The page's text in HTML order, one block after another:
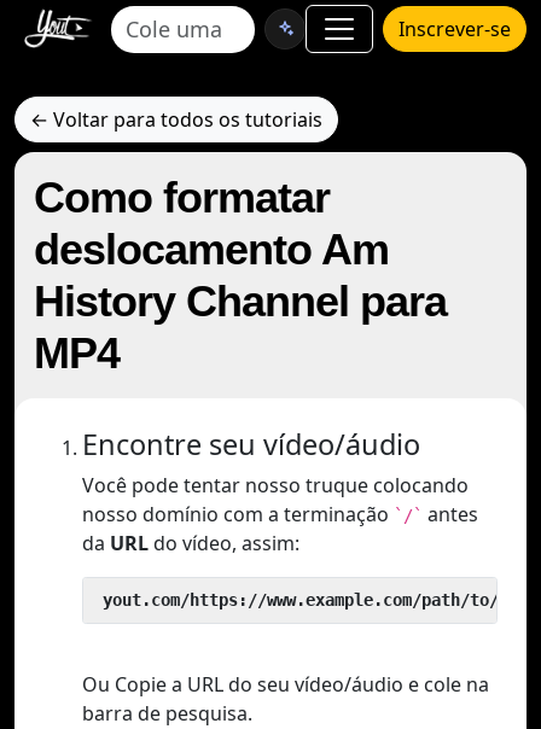
Inscrever-se
← Voltar para todos os tutoriais
Como formatar
deslocamento Am
History Channel para
MP4
Encontre seu vídeo/áudio
Você pode tentar nosso truque colocando
nosso domínio com a terminação `/` antes
da URLdo vídeo, assim:
yout.com/https://www.example.com/path/to/
Ou Copie a URL do seu vídeo/áudio e cole na
barra de pesquisa.